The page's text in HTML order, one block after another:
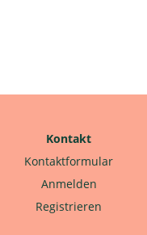
Kontakt
Kontaktformular
Anmelden
Registrieren